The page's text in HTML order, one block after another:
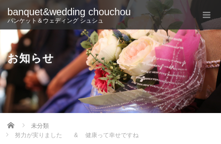
banquet&wedding chouchou
バンケット＆ウェディング シュシュ
お知らせ
Home
未分類
努力が実りました & 健康って幸せですね